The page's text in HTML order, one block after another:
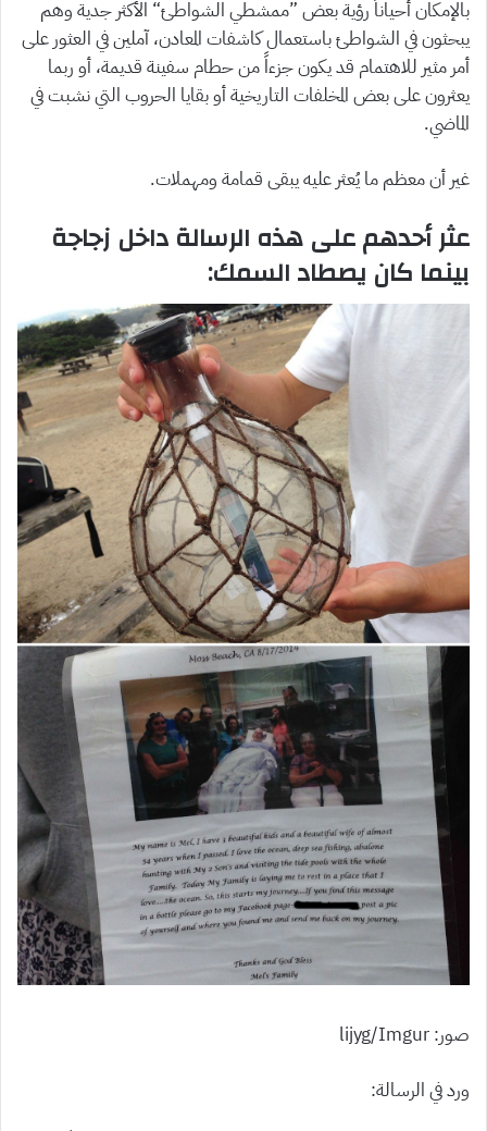
بالإمكان أحياناً رؤية بعض ”ممشطي الشواطئ“ الأكثر جدية وهم
يبحثون في الشواطئ باستعمال كاشفات المعادن، آملين في العثور على
أمر مثير للاهتمام قد يكون جزءاً من حطام سفينة قديمة، أو ربما
يعثرون على بعض المخلفات التاريخية أو بقايا الحروب التي نشبت في
الماضي.
غير أن معظم ما يُعثر عليه يبقى قمامة ومهملات.
عثر أحدهم على هذه الرسالة داخل زجاجة
بينما كان يصطاد السمك:
صور: lijyg/Imgur
ورد في الرسالة: